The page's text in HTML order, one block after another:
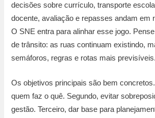
decisões sobre currículo, transporte
docente, avaliação e repasses andam em
O SNE entra para alinhar esse jogo.
de trânsito: as ruas continuam existindo,
semáforos, regras e rotas mais previsíveis.
Os objetivos principais são bem
quem faz o quê. Segundo, evitar
gestão. Terceiro, dar base para